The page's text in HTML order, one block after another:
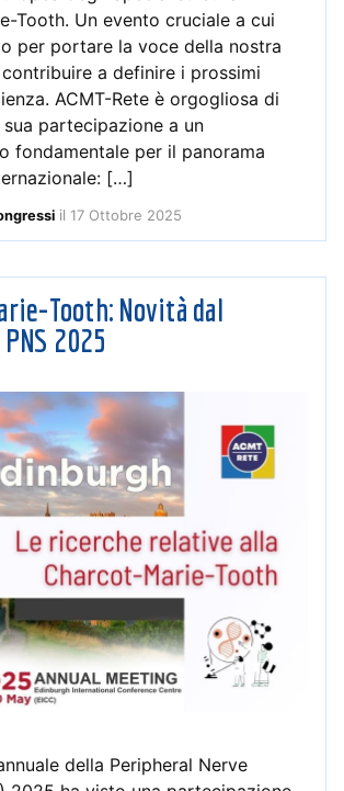
Tooth. Un evento cruciale a cui
per portare la voce della nostra
a definire i prossimi
ACMT-Rete è orgogliosa di
sua partecipazione a un
fondamentale per il panorama
[…]
il 17 Ottobre 2025
Tooth: Novità dal
2025
della Peripheral Nerve